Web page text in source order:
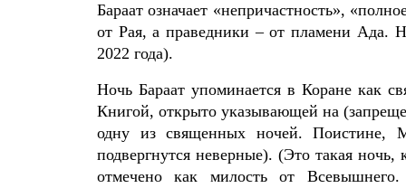
Бараат означает «непричастность»,
от Рая, а праведники – от пламени Ада.
2022 года).
Ночь Бараат упоминается в Коране как
Книгой, открыто указывающей на
одну из священных ночей. Поистине,
подвергнутся неверные). (Это такая
отмечено как милость от